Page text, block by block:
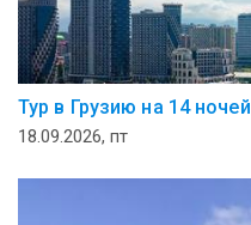
Тур в Грузию на 14 ночей
18.09.2026, пт